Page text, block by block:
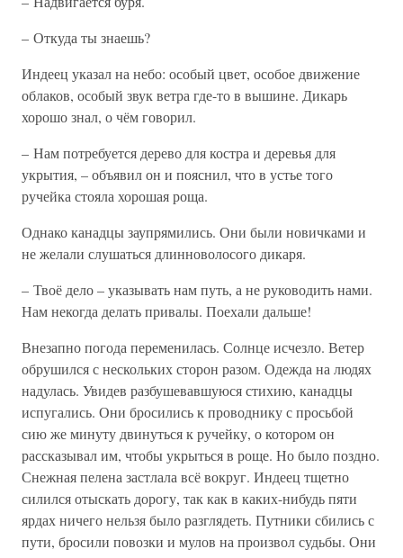
– Откуда ты знаешь?
Индеец указал на небо: особый цвет, особое движение
облаков, особый звук ветра где-то в вышине. Дикарь
хорошо знал, о чём говорил.
– Нам потребуется дерево для костра и деревья для
укрытия, – объявил он и пояснил, что в устье того
ручейка стояла хорошая роща.
Однако канадцы заупрямились. Они были новичками и
не желали слушаться длинноволосого дикаря.
– Твоё дело – указывать нам путь, а не руководить нами.
Нам некогда делать привалы. Поехали дальше!
Внезапно погода переменилась. Солнце исчезло. Ветер
обрушился с нескольких сторон разом. Одежда на людях
надулась. Увидев разбушевавшуюся стихию, канадцы
испугались. Они бросились к проводнику с просьбой
сию же минуту двинуться к ручейку, о котором он
рассказывал им, чтобы укрыться в роще. Но было поздно.
Снежная пелена застлала всё вокруг. Индеец тщетно
силился отыскать дорогу, так как в каких-нибудь пяти
ярдах ничего нельзя было разглядеть. Путники сбились с
пути, бросили повозки и мулов на произвол судьбы. Они